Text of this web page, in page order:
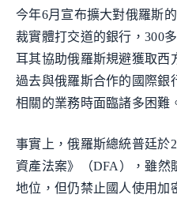
今年6月宣布擴大對俄羅斯
裁實體打交道的銀行，300
耳其協助俄羅斯規避獲取西
過去與俄羅斯合作的國際銀
相關的業務時面臨諸多困難
事實上，俄羅斯總統普廷於
資產法案》（DFA），雖然
地位，但仍禁止國人使用加